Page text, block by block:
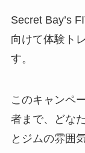
Secret Bay’s
向けて体験ト
す。
このキャンペ
者まで、どな
とジムの雰囲